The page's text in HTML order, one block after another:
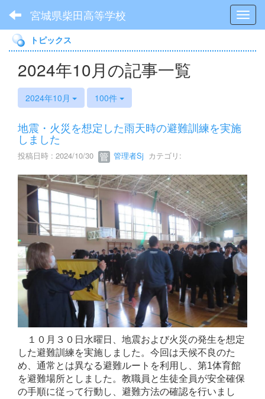
宮城県柴田高等学校
トピックス
2024年10月の記事一覧
2024年10月 100件
地震・火災を想定した雨天時の避難訓練を実施
しました
投稿日時 : 2024/10/30 管理者Sj カテゴリ:
１０月３０日水曜日、地震および火災の発生を想定
した避難訓練を実施しました。今回は天候不良のた
め、通常とは異なる避難ルートを利用し、第1体育館
を避難場所としました。教職員と生徒全員が安全確保
の手順に従って行動し、避難方法の確認を行いまし